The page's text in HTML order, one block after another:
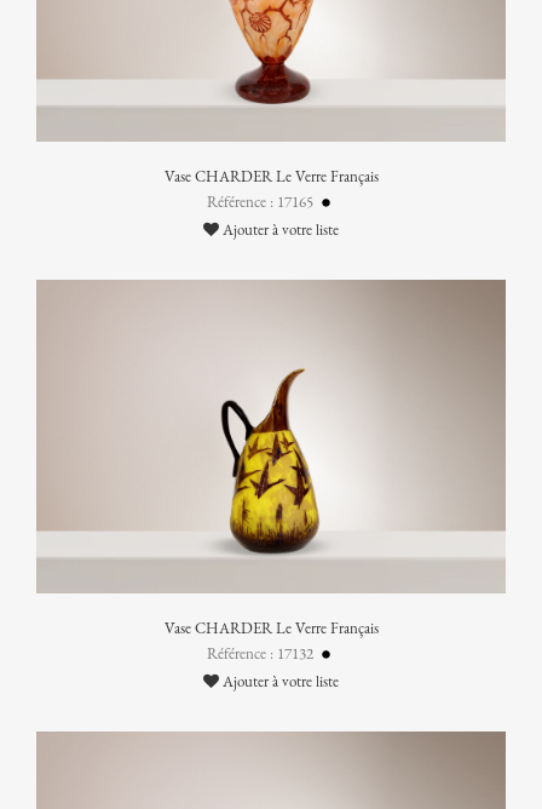
Vase CHARDER Le Verre Français
Référence : 17165
Ajouter à votre liste
Vase CHARDER Le Verre Français
Référence : 17132
Ajouter à votre liste